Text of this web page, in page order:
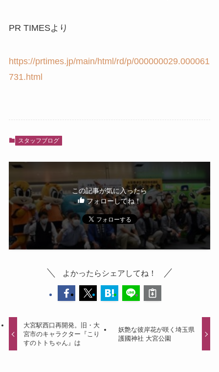
PR TIMESより
https://prtimes.jp/main/html/rd/p/000000029.000061
731.html
スタッフブログ
この記事が気に入ったら
フォローしてね！
よかったらシェアしてね！
大宮駅西口再開発。旧・大
宮市のキャラクター『こり
すのトトちゃん』は
妖艶な彼岸花が咲く埼玉県
護國神社 大宮公園